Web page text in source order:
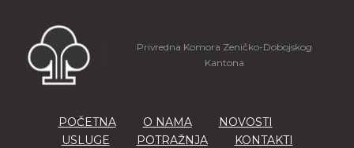
Privredna Komora Zeničko-Dobojskog
Kantona
POČETNA O NAMA
NOVOSTI
USLUGE
POTRAŽNJA KONTAKTI